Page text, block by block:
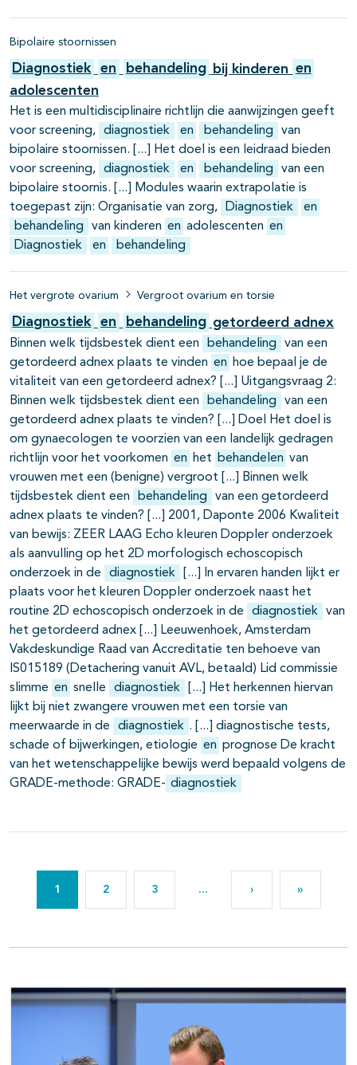
Bipolaire stoornissen
Diagnostiek en behandeling bij kinderen en
adolescenten
Het is een multidisciplinaire richtlijn die aanwijzingen geeft
voor screening,
diagnostiek en behandeling
van
bipolaire stoornissen.
Het doel is een leidraad bieden
voor screening,
diagnostiek en behandeling
van een
bipolaire stoornis.
Modules waarin extrapolatie is
toegepast zijn: Organisatie van zorg,
Diagnostiek
en
behandeling
van kinderen en adolescenten en
Diagnostiek
en behandeling
Het vergrote ovarium Vergroot ovarium en torsie
Diagnostiek en behandeling getordeerd adnex
Binnen welk tijdsbestek dient een behandeling
van een
getordeerd adnex plaats te vinden en
hoe bepaal je de
vitaliteit van een getordeerd adnex?
Uitgangsvraag 2:
Binnen welk tijdsbestek dient een
behandeling
van een
getordeerd adnex plaats te vinden?
Doel Het doel is
om gynaecologen te voorzien van een landelijk gedragen
richtlijn voor het voorkomen en het behandelen van
vrouwen met een (benigne) vergroot
Binnen welk
tijdsbestek dient een
behandeling
van een getordeerd
adnex plaats te vinden?
2001, Daponte 2006 Kwaliteit
van bewijs: ZEER LAAG Echo kleuren Doppler onderzoek
als aanvulling op het 2D morfologisch echoscopisch
onderzoek in de
diagnostiek
In ervaren handen lijkt er
plaats voor het kleuren Doppler onderzoek naast het
routine 2D echoscopisch onderzoek in de
diagnostiek
van
het getordeerd adnex
Leeuwenhoek, Amsterdam
Vakdeskundige Raad van Accreditatie ten behoeve van
IS015189 (Detachering vanuit AVL, betaald) Lid commissie
slimme en snelle diagnostiek
Het herkennen hiervan
lijkt bij niet zwangere vrouwen met een torsie van
meerwaarde in de
diagnostiek .
diagnostische tests,
schade of bijwerkingen, etiologie en prognose De kracht
van het wetenschappelijke bewijs werd bepaald volgens de
GRADE-methode: GRADE- diagnostiek
1 2 3 ... › »